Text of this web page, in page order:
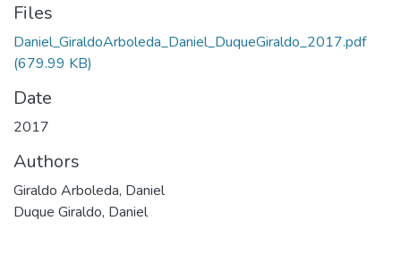
Files
Daniel_GiraldoArboleda_Daniel_DuqueGiraldo_2017.pdf
(679.99 KB)
Date
2017
Authors
Giraldo Arboleda, Daniel
Duque Giraldo, Daniel